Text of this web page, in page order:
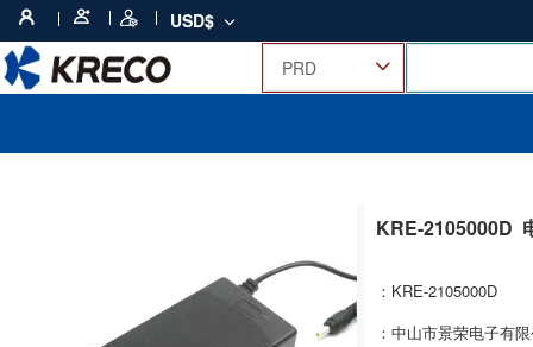
USD$
KRE-2105000D
：KRE-2105000D
：中山市景荣电子有